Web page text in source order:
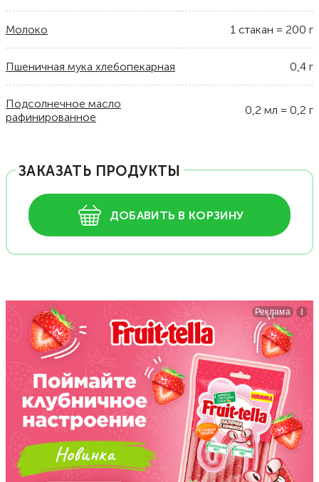
Молоко 1 стакан = 200 г
Пшеничная мука хлебопекарная 0,4 г
Подсолнечное масло
рафинированное
0,2 мл = 0,2 г
ЗАКАЗАТЬ ПРОДУКТЫ
ДОБАВИТЬ В КОРЗИНУ